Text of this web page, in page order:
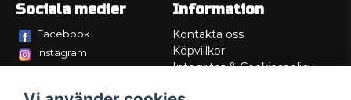
Sociala medier
Facebook
Instagram
Information
Kontakta oss
Köpvillkor
Integritet & Cookiespolicy